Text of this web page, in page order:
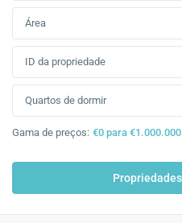
Área
Quartos de dormir
Gama de preços: €0 para €1.000.000